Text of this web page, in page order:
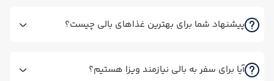
پیشنهاد شما برای بهترین غذاهای بالی چیست؟
آیا برای سفر به بالی نیازمند ویزا هستیم؟